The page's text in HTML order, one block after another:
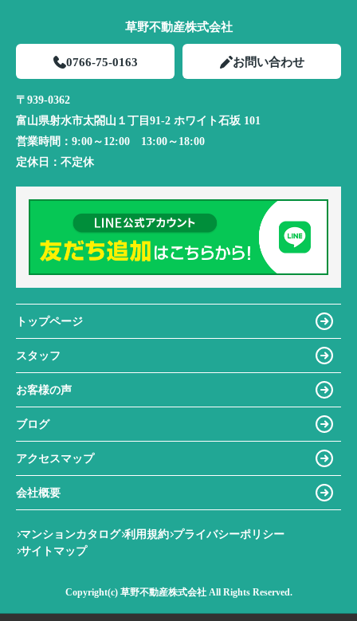
草野不動産株式会社
0766-75-0163 お問い合わせ
〒939-0362
富山県射水市太閤山１丁目91-2 ホワイト石坂 101
営業時間： 9:00～12:00 13:00～18:00
定休日： 不定休
トップページ
スタッフ
お客様の声
ブログ
アクセスマップ
会社概要
マンションカタログ 利用規約 プライバシーポリシー
サイトマップ
Copyright(c) 草野不動産株式会社 All Rights Reserved.